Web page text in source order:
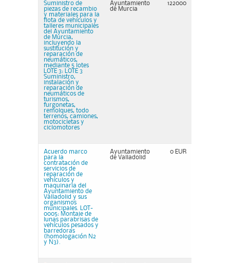
Suministro de
piezas de recambio
y materiales para la
flota de vehículos y
talleres municipales
del Ayuntamiento
de Murcia,
incluyendo la
sustitución y
reparación de
neumáticos,
mediante 5 lotes
LOTE 3: LOTE 3
Suministro,
instalación y
reparación de
neumáticos de
turismos,
furgonetas,
remolques, todo
terrenos, camiones,
motocicletas y
ciclomotores
Ayuntamiento
de Murcia
122000
Acuerdo marco
para la
contratación de
servicios de
reparación de
vehículos y
maquinaria del
Ayuntamiento de
Valladolid y sus
organismos
municipales. LOT-
0005: Montaje de
lunas parabrisas de
vehículos pesados y
barredoras
(homologación N2
y N3).
Ayuntamiento
de Valladolid
0 EUR